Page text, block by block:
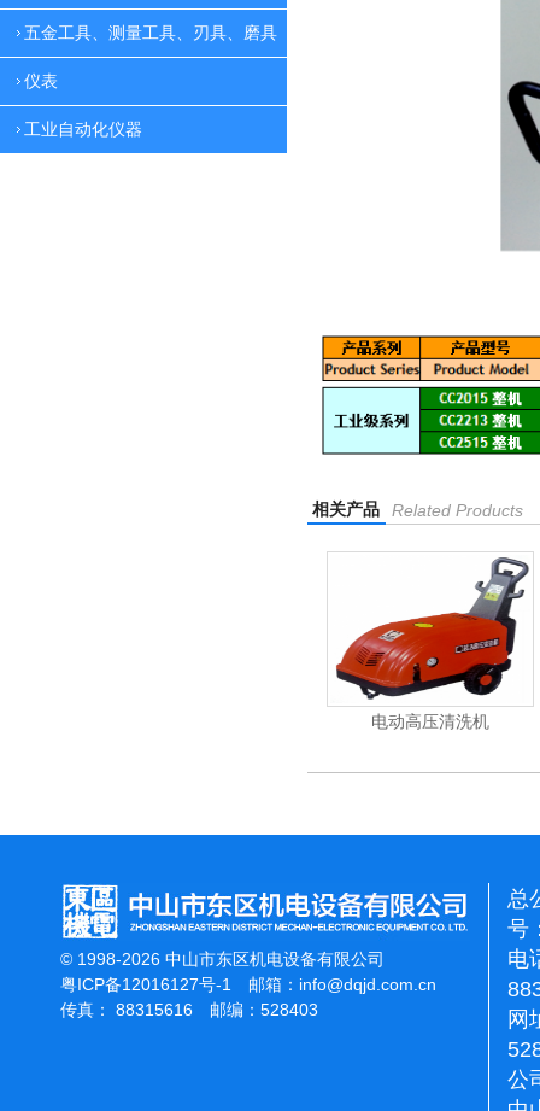
五金工具、测量工具、刃具、磨具
仪表
工业自动化仪器
相关产品 Related Products
电动高压清洗机
© 1998-2026 中山市东区机电设备有限公司
粤ICP备12016127号-1 邮箱： info@dqjd.com.cn
传真： 88315616 邮编：528403
总
号
电
网
公